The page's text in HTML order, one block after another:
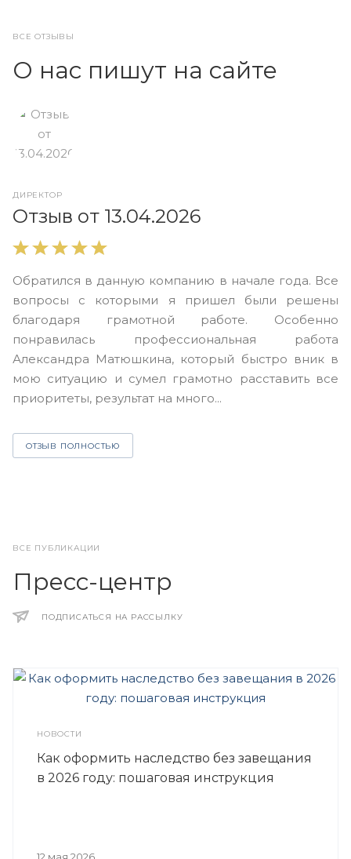
ВСЕ ОТЗЫВЫ
О нас пишут на сайте
ДИРЕКТОР
Отзыв от 13.04.2026
Обратился в данную компанию в начале года. Все
вопросы с которыми я пришел были решены
благодаря грамотной работе. Особенно
понравилась профессиональная работа
Александра Матюшкина, который быстро вник в
мою ситуацию и сумел грамотно расставить все
приоритеты, результат на много...
ОТЗЫВ ПОЛНОСТЬЮ
ВСЕ ПУБЛИКАЦИИ
Пресс-центр
ПОДПИСАТЬСЯ НА РАССЫЛКУ
НОВОСТИ
Как оформить наследство без завещания
в 2026 году: пошаговая инструкция